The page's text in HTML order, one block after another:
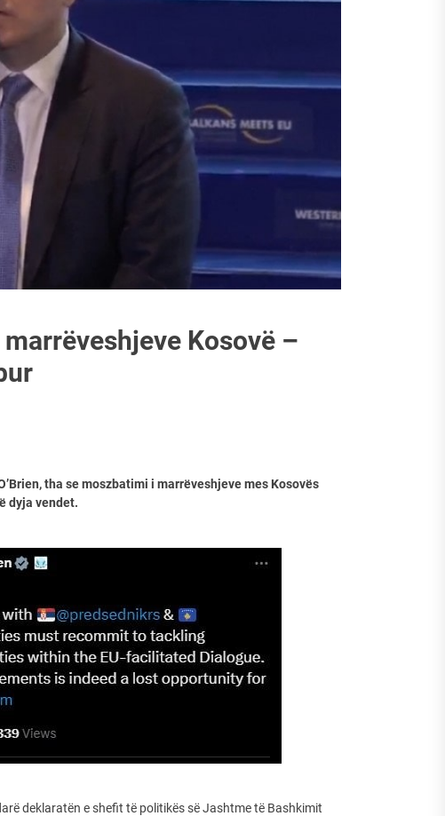
të Vlorës dhe Veprën e Luftës së UÇK-së
i sacrificës për liri, atdhedhe komb
i Nderit!
Kosovë –
tha se moszbatimi i marrëveshjeve mes Kosovës
dyja vendet.
deklaratën e shefit të politikës së Jashtme të Bashkimit